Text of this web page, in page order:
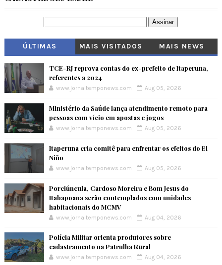
ÚLTIMAS MAIS VISITADOS MAIS NEWS
TCE-RJ reprova contas do ex-prefeito de Itaperuna,
referentes a 2024
www.jornaltemponews.com Aug 05, 2026
Ministério da Saúde lança atendimento remoto para
pessoas com vício em apostas e jogos
www.jornaltemponews.com Aug 05, 2026
Itaperuna cria comitê para enfrentar os efeitos do El
Niño
www.jornaltemponews.com Aug 05, 2026
Porciúncula, Cardoso Moreira e Bom Jesus do
Itabapoana serão contemplados com unidades
habitacionais do MCMV
www.jornaltemponews.com Aug 04, 2026
Polícia Militar orienta produtores sobre
cadastramento na Patrulha Rural
www.jornaltemponews.com Aug 04, 2026